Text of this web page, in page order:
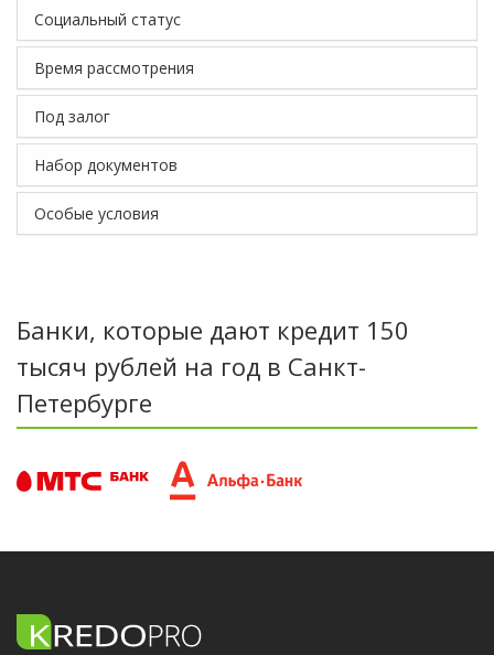
Социальный статус
Время рассмотрения
Под залог
Набор документов
Особые условия
Банки, которые дают кредит 150
тысяч рублей на год в Санкт-
Петербурге